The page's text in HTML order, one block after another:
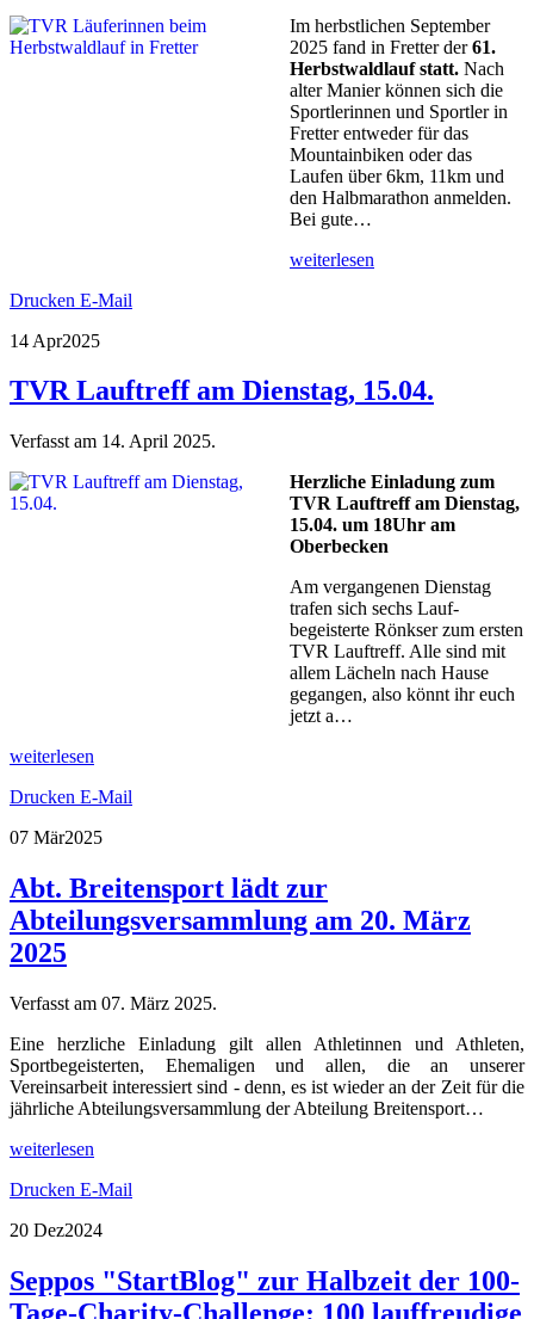
Im herbstlichen September
2025 fand in Fretter der61.
Herbstwaldlauf statt. Nach
alter Manier können sich die
Sportlerinnen und Sportler in
Fretter entweder für das
Mountainbiken oder das
Laufen über 6km, 11km und
den Halbmarathon anmelden.
Bei gute…
weiterlesen
Drucken E-Mail
14 Apr2025
TVR Lauftreff am Dienstag, 15.04.
Verfasst am 14. April 2025.
Herzliche Einladung zum
TVR Lauftreff am Dienstag,
15.04. um 18Uhr am
Oberbecken
Am vergangenen Dienstag
trafen sich sechs Lauf-
begeisterte Rönkser zum ersten
TVR Lauftreff. Alle sind mit
allem Lächeln nach Hause
gegangen, also könnt ihr euch
jetzt a…
weiterlesen
Drucken E-Mail
07 Mär2025
Abt. Breitensport lädt zur
Abteilungsversammlung am 20. März
2025
Verfasst am 07. März 2025.
Eine herzliche Einladung gilt allen Athletinnen und Athleten,
Sportbegeisterten, Ehemaligen und allen, die an unserer
Vereinsarbeit interessiert sind - denn, es ist wieder an der Zeit für die
jährliche Abteilungsversammlung der Abteilung Breitensport…
weiterlesen
Drucken E-Mail
20 Dez2024
Seppos "StartBlog" zur Halbzeit der 100-